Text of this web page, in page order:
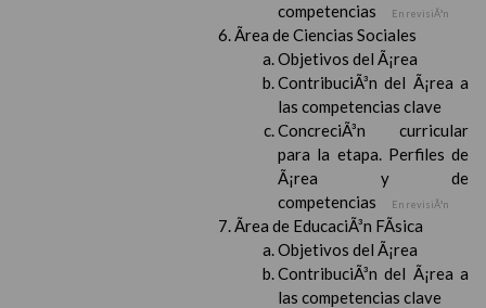
competencias
En revisiÃ³n
Ãrea de Ciencias Sociales
Objetivos del Ã¡rea
ContribuciÃ³n del Ã¡rea a
las competencias clave
ConcreciÃ³n curricular
para la etapa. Perfiles de
Ã¡rea y de
competencias
En revisiÃ³n
Ãrea de EducaciÃ³n FÃ­sica
Objetivos del Ã¡rea
ContribuciÃ³n del Ã¡rea a
las competencias clave